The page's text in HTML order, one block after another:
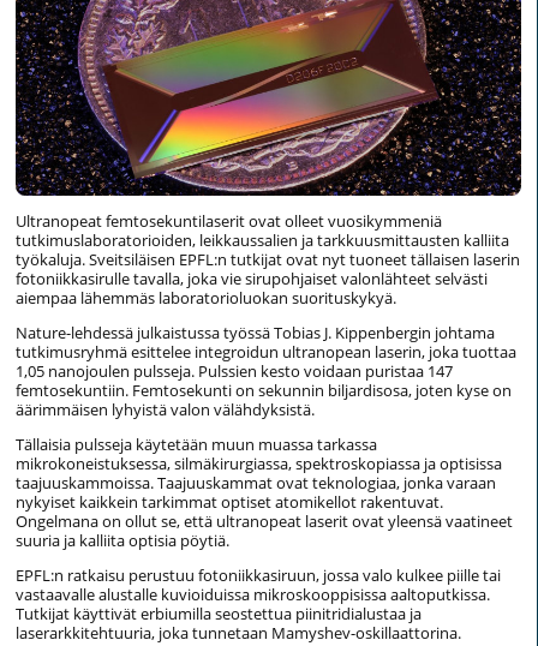
Ultranopeat femtosekuntilaserit ovat olleet vuosikymmeniä
tutkimuslaboratorioiden, leikkaussalien ja tarkkuusmittausten kalliita
työkaluja. Sveitsiläisen EPFL:n tutkijat ovat nyt tuoneet tällaisen laserin
fotoniikkasirulle tavalla, joka vie sirupohjaiset valonlähteet selvästi
aiempaa lähemmäs laboratorioluokan suorituskykyä.
Nature-lehdessä julkaistussa työssä Tobias J. Kippenbergin johtama
tutkimusryhmä esittelee integroidun ultranopean laserin, joka tuottaa
1,05 nanojoulen pulsseja. Pulssien kesto voidaan puristaa 147
femtosekuntiin. Femtosekunti on sekunnin biljardisosa, joten kyse on
äärimmäisen lyhyistä valon välähdyksistä.
Tällaisia pulsseja käytetään muun muassa tarkassa
mikrokoneistuksessa, silmäkirurgiassa, spektroskopiassa ja optisissa
taajuuskammoissa. Taajuuskammat ovat teknologiaa, jonka varaan
nykyiset kaikkein tarkimmat optiset atomikellot rakentuvat.
Ongelmana on ollut se, että ultranopeat laserit ovat yleensä vaatineet
suuria ja kalliita optisia pöytiä.
EPFL:n ratkaisu perustuu fotoniikkasiruun, jossa valo kulkee piille tai
vastaavalle alustalle kuvioiduissa mikroskooppisissa aaltoputkissa.
Tutkijat käyttivät erbiumilla seostettua piinitridialustaa ja
laserarkkitehtuuria, joka tunnetaan Mamyshev-oskillaattorina.